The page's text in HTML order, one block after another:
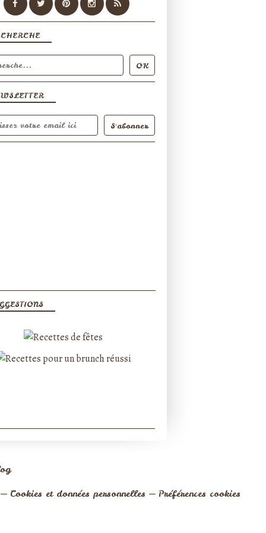
Cookies et données personnelles Préférences cookies